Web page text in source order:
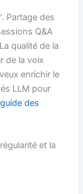
Partage des
Q&A
qualité de la
de la voix
enrichir le
LLM pour
guide des
et la